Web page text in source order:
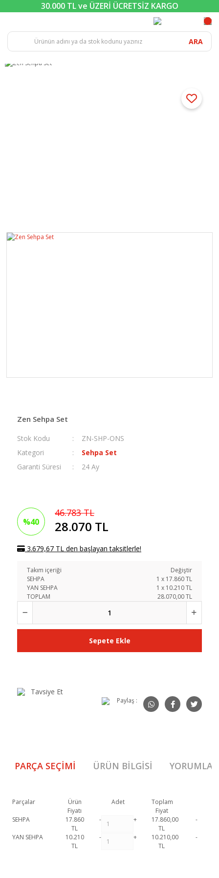
30.000 TL ve ÜZERİ ÜCRETSİZ KARGO
ARA
Zen Sehpa Set
Stok Kodu
ZN-SHP-ONS
Kategori
Sehpa Set
Garanti Süresi
24 Ay
%40
46.783 TL
28.070 TL
3.679,67 TL den başlayan taksitlerle!
Takım içeriği
Değiştir
SEHPA
1 x 17.860TL
YAN SEHPA
1 x 10.210TL
TOPLAM
28.070,00 TL
Sepete Ekle
Tavsiye Et
Paylaş :
PARÇA SEÇIMI ÜRÜN BILGISI YORUMLAR
Parçalar
Ürün
Fiyatı
Adet
Toplam
Fiyat
SEHPA
17.860
TL
- +
17.860,00
TL
-
YAN SEHPA
10.210
TL
- +
10.210,00
TL
-